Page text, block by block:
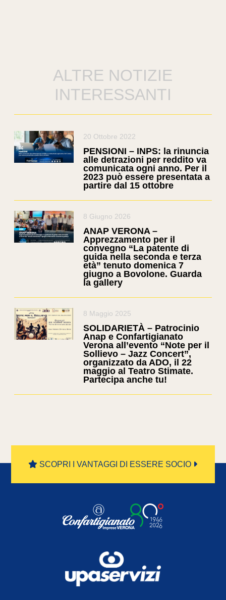
ALTRE NOTIZIE
INTERESSANTI
20 Ottobre 2022
PENSIONI – INPS: la rinuncia
alle detrazioni per reddito va
comunicata ogni anno. Per il
2023 può essere presentata a
partire dal 15 ottobre
8 Giugno 2026
ANAP VERONA –
Apprezzamento per il
convegno “La patente di
guida nella seconda e terza
età” tenuto domenica 7
giugno a Bovolone. Guarda
la gallery
8 Maggio 2025
SOLIDARIETÀ – Patrocinio
Anap e Confartigianato
Verona all’evento “Note per il
Sollievo – Jazz Concert”,
organizzato da ADO, il 22
maggio al Teatro Stimate.
Partecipa anche tu!
SCOPRI I VANTAGGI DI ESSERE SOCIO